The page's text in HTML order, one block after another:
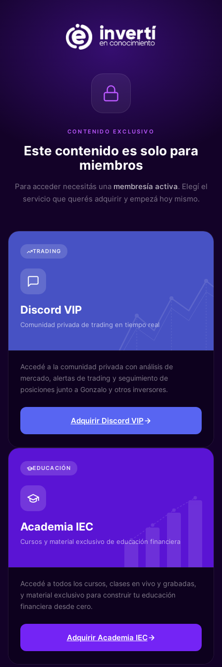
CONTENIDO EXCLUSIVO
Este contenido es solo para
miembros
Para acceder necesitás una membresía activa. Elegí el
servicio que querés adquirir y empezá hoy mismo.
TRADING
Discord VIP
Comunidad privada de trading en tiempo real
Accedé a la comunidad privada con análisis de
mercado, alertas de trading y seguimiento de
posiciones junto a Gonzalo y otros inversores.
Adquirir Discord VIP
EDUCACIÓN
Academia IEC
Cursos y material exclusivo de educación financiera
Accedé a todos los cursos, clases en vivo y grabadas,
y material exclusivo para construir tu educación
financiera desde cero.
Adquirir Academia IEC